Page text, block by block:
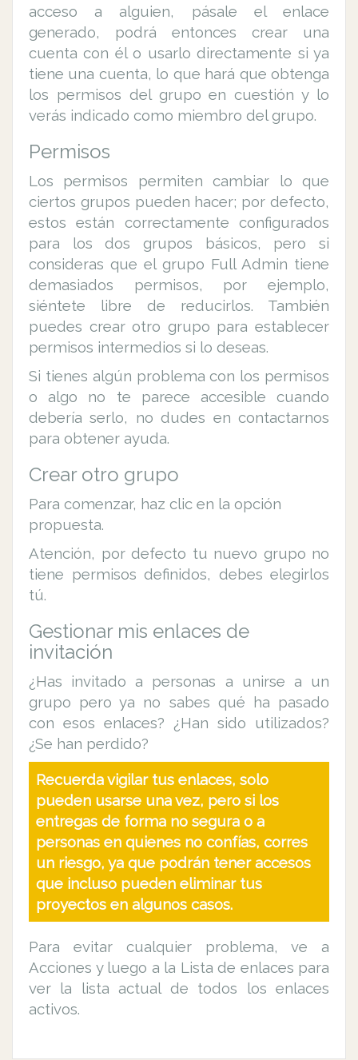
acceso a alguien, pásale el enlace
generado, podrá entonces crear una
cuenta con él o usarlo directamente si ya
tiene una cuenta, lo que hará que obtenga
los permisos del grupo en cuestión y lo
verás indicado como miembro del grupo.
Permisos
Los permisos permiten cambiar lo que
ciertos grupos pueden hacer; por defecto,
estos están correctamente configurados
para los dos grupos básicos, pero si
consideras que el grupo Full Admin tiene
demasiados permisos, por ejemplo,
siéntete libre de reducirlos. También
puedes crear otro grupo para establecer
permisos intermedios si lo deseas.
Si tienes algún problema con los permisos
o algo no te parece accesible cuando
debería serlo, no dudes en contactarnos
para obtener ayuda.
Crear otro grupo
Para comenzar, haz clic en la opción
propuesta.
Atención, por defecto tu nuevo grupo no
tiene permisos definidos, debes elegirlos
tú.
Gestionar mis enlaces de
invitación
¿Has invitado a personas a unirse a un
grupo pero ya no sabes qué ha pasado
con esos enlaces? ¿Han sido utilizados?
¿Se han perdido?
Recuerda vigilar tus enlaces, solo
pueden usarse una vez, pero si los
entregas de forma no segura o a
personas en quienes no confías, corres
un riesgo, ya que podrán tener accesos
que incluso pueden eliminar tus
proyectos en algunos casos.
Para evitar cualquier problema, ve a
Acciones y luego a la Lista de enlaces para
ver la lista actual de todos los enlaces
activos.